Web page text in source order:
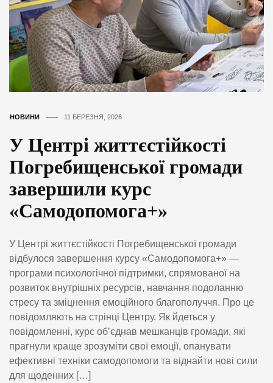
НОВИНИ 11 БЕРЕЗНЯ, 2026
У Центрі життєстійкості
Погребищенської громади
завершили курс
«Самодопомога+»
У Центрі життєстійкості Погребищенської громади
відбулося завершення курсу «Самодопомога+» —
програми психологічної підтримки, спрямованої на
розвиток внутрішніх ресурсів, навчання подоланню
стресу та зміцнення емоційного благополуччя. Про це
повідомляють на стрінці Центру. Як йдеться у
повідомленні, курс об’єднав мешканців громади, які
прагнули краще зрозуміти свої емоції, опанувати
ефективні техніки самодопомоги та віднайти нові сили
для щоденних […]